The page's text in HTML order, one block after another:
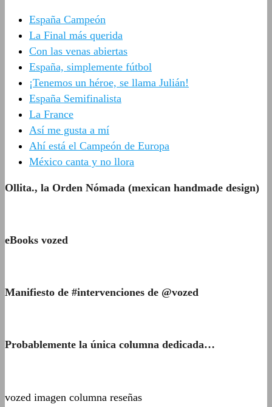
España Campeón
La Final más querida
Con las venas abiertas
España, simplemente fútbol
¡Tenemos un héroe, se llama Julián!
España Semifinalista
La France
Así me gusta a mí
Ahí está el Campeón de Europa
México canta y no llora
Ollita., la Orden Nómada (mexican handmade design)
eBooks vozed
Manifiesto de #intervenciones de @vozed
Probablemente la única columna dedicada…
vozed imagen columna reseñas